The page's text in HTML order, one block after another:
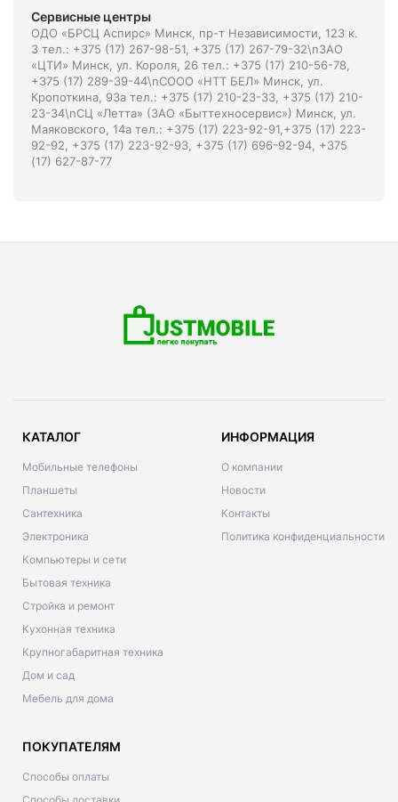
Сервисные центры
ОДО «БРСЦ Аспирс» Минск, пр-т Независимости, 123 к.
3 тел.: +375 (17) 267-98-51, +375 (17) 267-79-32\nЗАО
«ЦТИ» Минск, ул. Короля, 26 тел.: +375 (17) 210-56-78,
+375 (17) 289-39-44\nСООО «НТТ БЕЛ» Минск, ул.
Кропоткина, 93а тел.: +375 (17) 210-23-33, +375 (17) 210-
23-34\nСЦ «Летта» (ЗАО «Быттехносервис») Минск, ул.
Маяковского, 14а тел.: +375 (17) 223-92-91,+375 (17) 223-
92-92, +375 (17) 223-92-93, +375 (17) 696-92-94, +375
(17) 627-87-77
КАТАЛОГ
Мобильные телефоны
Планшеты
Сантехника
Электроника
Компьютеры и сети
Бытовая техника
Стройка и ремонт
Кухонная техника
Крупногабаритная техника
Дом и сад
Мебель для дома
ИНФОРМАЦИЯ
О компании
Новости
Контакты
Политика конфиденциальности
ПОКУПАТЕЛЯМ
Способы оплаты